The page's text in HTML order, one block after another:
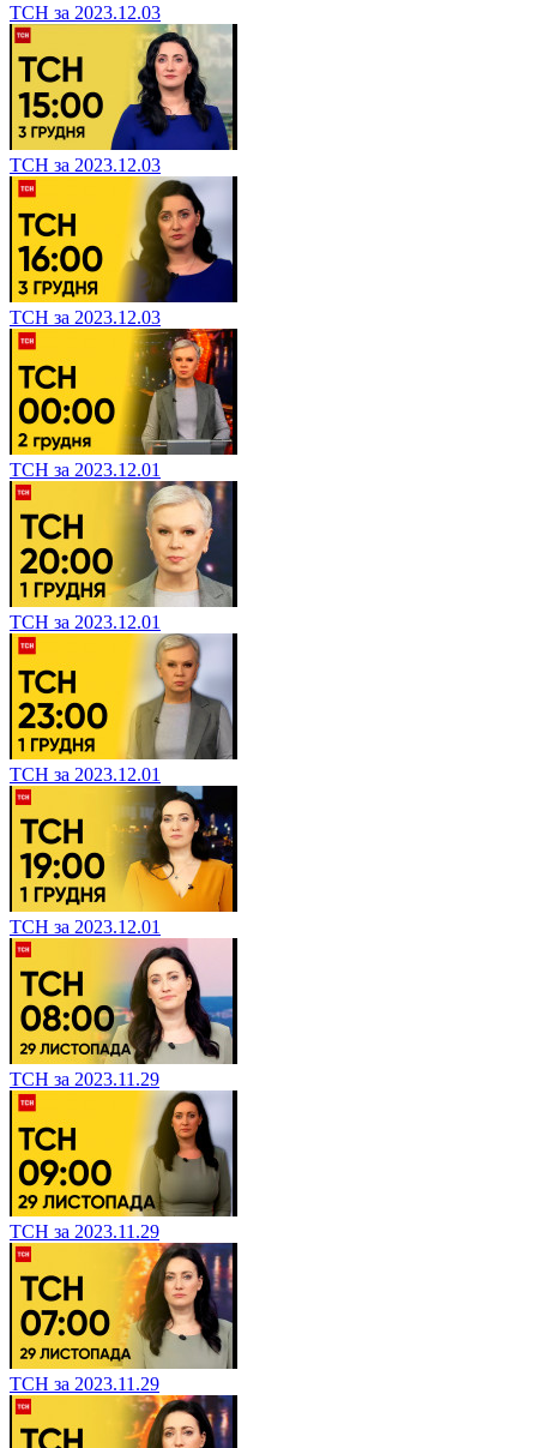
ТСН за 2023.12.03
ТСН за 2023.12.03
ТСН за 2023.12.03
ТСН за 2023.12.01
ТСН за 2023.12.01
ТСН за 2023.12.01
ТСН за 2023.12.01
ТСН за 2023.11.29
ТСН за 2023.11.29
ТСН за 2023.11.29